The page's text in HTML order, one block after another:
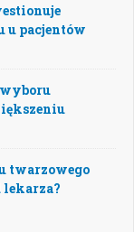
u pacjentów
twarzowego
lekarza?